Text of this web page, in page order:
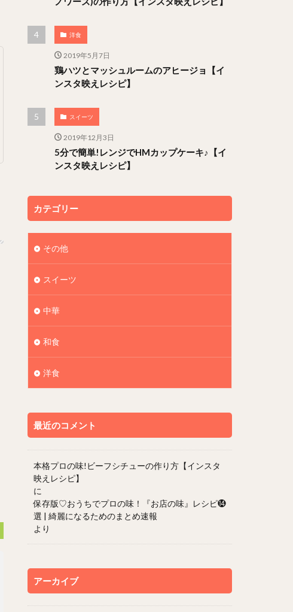
洋食
2019年5月7日
鶏ハツとマッシュルームのアヒージョ【イ
ンスタ映えレシピ】
スイーツ
2019年12月3日
5分で簡単!レンジでHMカップケーキ♪【イ
ンスタ映えレシピ】
カテゴリー
その他
スイーツ
中華
和食
洋食
最近のコメント
本格プロの味!ビーフシチューの作り方【インスタ
映えレシピ】
に
保存版♡おうちでプロの味！『お店の味』レシピ⓮
選 | 綺麗になるためのまとめ速報
より
アーカイブ